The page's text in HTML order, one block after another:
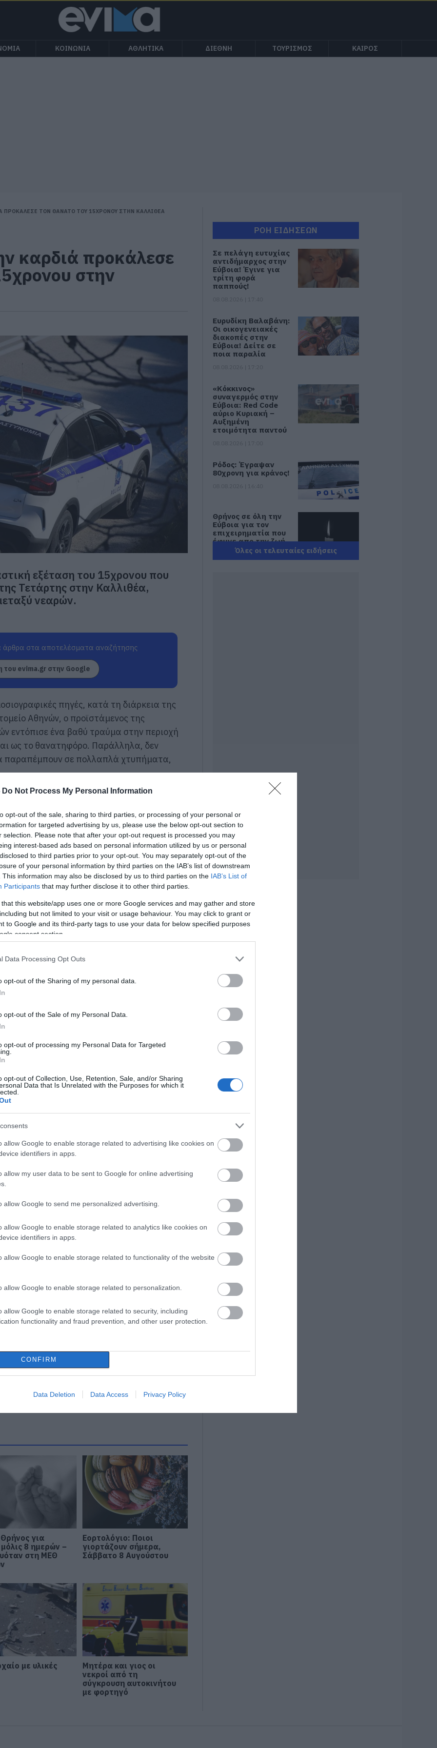
Do Not Process My Personal Information
opt-out of the sale, sharing to third parties, or processing of your personal or
for targeted advertising by us, please use the below opt-out section to
selection. Please note that after your opt-out request is processed you may
interest-based ads based on personal information utilized by us or personal
to third parties prior to your opt-out. You may separately opt-out of the
of your personal information by third parties on the IAB’s list of downstream
This information may also be disclosed by us to third parties on the IAB’s List of
Participants that may further disclose it to other third parties.
that this website/app uses one or more Google services and may gather and store
but not limited to your visit or usage behaviour. You may click to grant or
to Google and its third-party tags to use your data for below specified purposes
consent section.
Data Processing Opt Outs
opt-out of the Sharing of my personal data.
opt-out of the Sale of my Personal Data.
opt-out of processing my Personal Data for Targeted
opt-out of Collection, Use, Retention, Sale, and/or Sharing
Data that Is Unrelated with the Purposes for which it
allow Google to enable storage related to advertising like cookies on
identifiers in apps.
allow my user data to be sent to Google for online advertising
allow Google to send me personalized advertising.
allow Google to enable storage related to analytics like cookies on
identifiers in apps.
allow Google to enable storage related to functionality of the website
allow Google to enable storage related to personalization.
allow Google to enable storage related to security, including
functionality and fraud prevention, and other user protection.
CONFIRM
Data Deletion Data Access Privacy Policy
ΚΟΙΝΩΝΙΑ ΑΘΛΗΤΙΚΑ ΔΙΕΘΝΗ ΤΟΥΡΙΣΜΟΣ ΚΑΙΡΟΣ
ΠΡΟΚΑΛΕΣΕ ΤΟΝ ΘΑΝΑΤΟ ΤΟΥ 15ΧΡΟΝΟΥ ΣΤΗΝ ΚΑΛΛΙΘΕΑ
καρδιά προκάλεσε
στην
εξέταση του 15χρονου που
Τετάρτης στην Καλλιθέα,
νεαρών.
στα αποτελέσματα αναζήτησης
του evima.gr στην Google
πηγές, κατά τη διάρκεια της
Αθηνών, ο προϊστάμενος της
εντόπισε ένα βαθύ τραύμα στην περιοχή
ως το θανατηφόρο. Παράλληλα, δεν
παραπέμπουν σε πολλαπλά χτυπήματα,
των γιατρών στο νοσοκομείο να
ήταν ιδιαίτερα σοβαρό και δεν ήταν
πάλης στα χέρια του θύματος. Με την
η σορός πρόκειται να
κηδεία.
δολοφονία της Βρετανίδας –
του 28χρονου
Αφγανός για τη δολοφονία της
δολοφονία 64χρονου στις Σέρρες
για τη δολοφονία 59χρονου ψυχολόγου
News
για τηνΕλλάδακαι τον
για
8 ημερών –
στη ΜΕΘ
Εορτολόγιο: Ποιοι
γιορτάζουν σήμερα,
Σάββατο 8 Αυγούστου
με υλικές
Μητέρα και γιος οι
νεκροί από τη
σύγκρουση αυτοκινήτου
με φορτηγό
ΡΟΗ ΕΙΔΗΣΕΩΝ
Σε πελάγη ευτυχίας
αντιδήμαρχος στην
Εύβοια! Έγινε για
τρίτη φορά
παππούς!
Ευρυδίκη Βαλαβάνη:
Οι οικογενειακές
διακοπές στην
Εύβοια! Δείτε σε
ποια παραλία
«Κόκκινος»
συναγερμός στην
Εύβοια: Red Code
αύριο Κυριακή –
Αυξημένη
ετοιμότητα παντού
Ρόδος: Έγραψαν
80χρονη για κράνος!
Θρήνος σε όλη την
Εύβοια για τον
επιχειρηματία που
έφυγε απο την ζωή
08.08.2026 | 16:20
Μεγάλη προσοχή
Όμιλος ΔΕΗ: Νέα
συμφωνία για
χαρτοφυλάκιο
έργων ΑΠΕ
08.08.2026 | 14:40
πανηγύρι του
καλοκαιριού στην
Εύβοια
Συρροή πιστών σε
της Εύβοιας!
08.08.2026 | 14:00
Έξοδος Αυγούστου:
Οι Αθηναίοι
τους!
08.08.2026 | 13:40
Μεταφορές
χρημάτων: Σε ποιες
περιπτώσεις η ΑΑΔΕ
08.08.2026 | 13:20
Εικόνες σοκ σε
κοιμητήριο της
έκαναν
08.08.2026 | 13:00
Όλες οι τελευταίες ειδήσεις